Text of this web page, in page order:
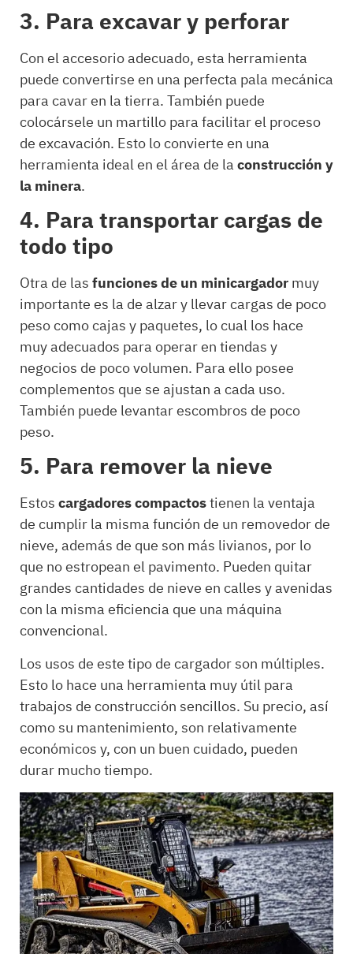
3. Para excavar y perforar
Con el accesorio adecuado, esta herramienta
puede convertirse en una perfecta pala mecánica
para cavar en la tierra. También puede
colocársele un martillo para facilitar el proceso
de excavación. Esto lo convierte en una
herramienta ideal en el área de laconstrucción y
la minera.
4. Para transportar cargas de
todo tipo
Otra de lasfunciones de un minicargadormuy
importante es la de alzar y llevar cargas de poco
peso como cajas y paquetes, lo cual los hace
muy adecuados para operar en tiendas y
negocios de poco volumen. Para ello posee
complementos que se ajustan a cada uso.
También puede levantar escombros de poco
peso.
5. Para remover la nieve
Estoscargadores compactostienen la ventaja
de cumplir la misma función de un removedor de
nieve, además de que son más livianos, por lo
que no estropean el pavimento. Pueden quitar
grandes cantidades de nieve en calles y avenidas
con la misma eficiencia que una máquina
convencional.
Los usos de este tipo de cargador son múltiples.
Esto lo hace una herramienta muy útil para
trabajos de construcción sencillos. Su precio, así
como su mantenimiento, son relativamente
económicos y, con un buen cuidado, pueden
durar mucho tiempo.